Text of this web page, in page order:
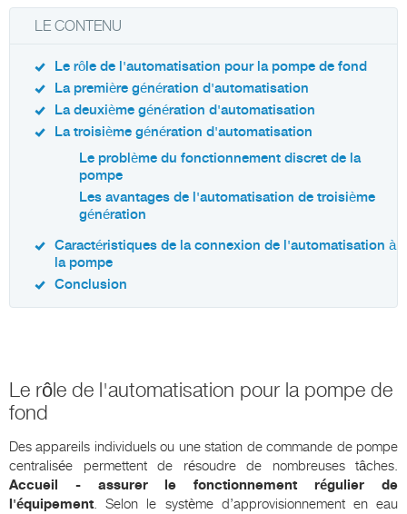
LE CONTENU
Le rôle de l'automatisation pour la pompe de fond
La première génération d'automatisation
La deuxième génération d'automatisation
La troisième génération d'automatisation
Le problème du fonctionnement discret de la
pompe
Les avantages de l'automatisation de troisième
génération
Caractéristiques de la connexion de l'automatisation à
la pompe
Conclusion
Le rôle de l'automatisation pour la pompe de
fond
Des appareils individuels ou une station de commande de pompe
centralisée permettent de résoudre de nombreuses tâches.
Accueil - assurer le fonctionnement régulier de
l'équipement. Selon le système d’approvisionnement en eau